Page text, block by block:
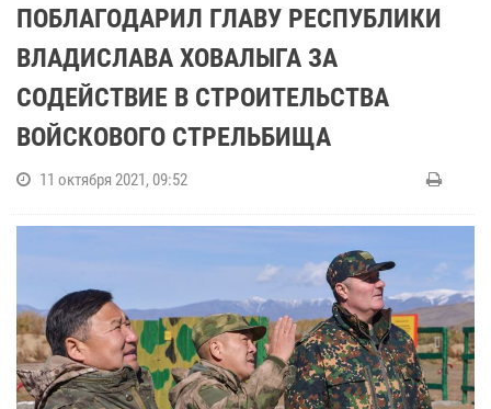
ПОБЛАГОДАРИЛ ГЛАВУ РЕСПУБЛИКИ
ВЛАДИСЛАВА ХОВАЛЫГА ЗА
СОДЕЙСТВИЕ В СТРОИТЕЛЬСТВА
ВОЙСКОВОГО СТРЕЛЬБИЩА
11 октября 2021, 09:52